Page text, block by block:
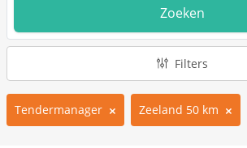
Zoeken
Filters
Tendermanager Zeeland 50 km